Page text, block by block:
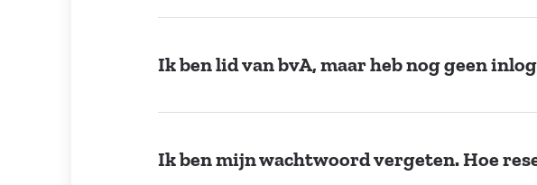
Ik ben lid van bvA, maar heb nog geen
Ik ben mijn wachtwoord vergeten. Hoe